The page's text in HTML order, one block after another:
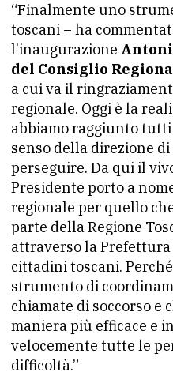
“Finalmente uno
toscani – ha
l’inaugurazione
del Consiglio
a cui va il
regionale. Oggi è la
abbiamo raggiunto
senso della direzione
perseguire. Da qui il
Presidente porto a
regionale per quello
parte della Regione
attraverso la
cittadini toscani.
strumento di
chiamate di soccorso e
maniera più efficace e
velocemente tutte le
difficoltà.”